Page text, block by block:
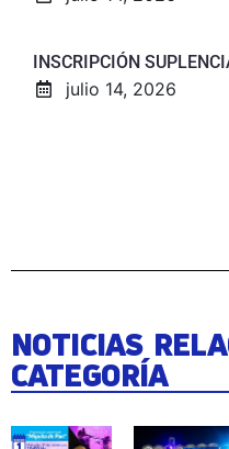
INSCRIPCIÓN
julio 14, 2026
NOTICIAS
CATEGORÍA